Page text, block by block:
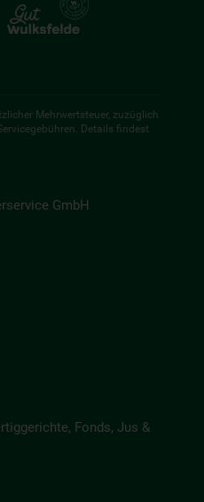
Mehrwertsteuer, zuzüglich
Details findest
GmbH
Fonds, Jus &